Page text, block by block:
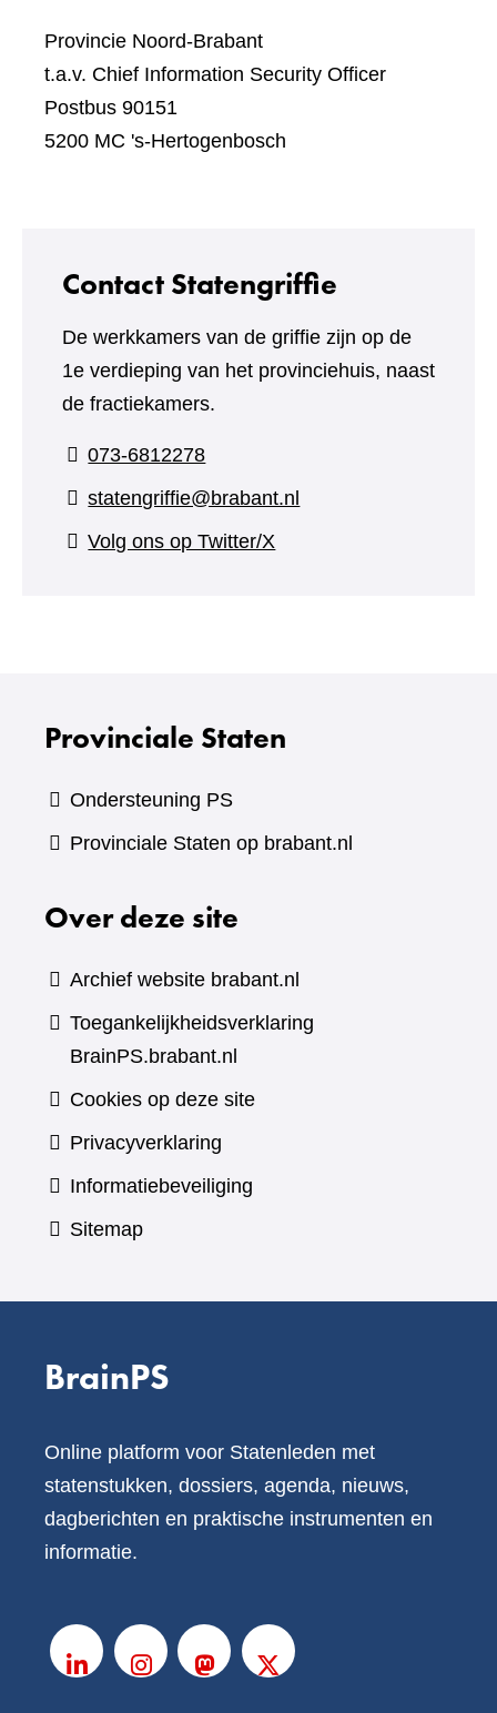
Provincie Noord-Brabant
t.a.v. Chief Information Security Officer
Postbus 90151
5200 MC 's-Hertogenbosch
Contact Statengriffie
De werkkamers van de griffie zijn op de
1e verdieping van het provinciehuis, naast
de fractiekamers.
073-6812278
statengriffie@brabant.nl
Volg ons op Twitter/X
Provinciale Staten
Ondersteuning PS
Provinciale Staten op brabant.nl
Over deze site
Archief website brabant.nl
Toegankelijkheidsverklaring
BrainPS.brabant.nl
Cookies op deze site
Privacyverklaring
Informatiebeveiliging
Sitemap
BrainPS
Online platform voor Statenleden met
statenstukken, dossiers, agenda, nieuws,
dagberichten en praktische instrumenten en
informatie.